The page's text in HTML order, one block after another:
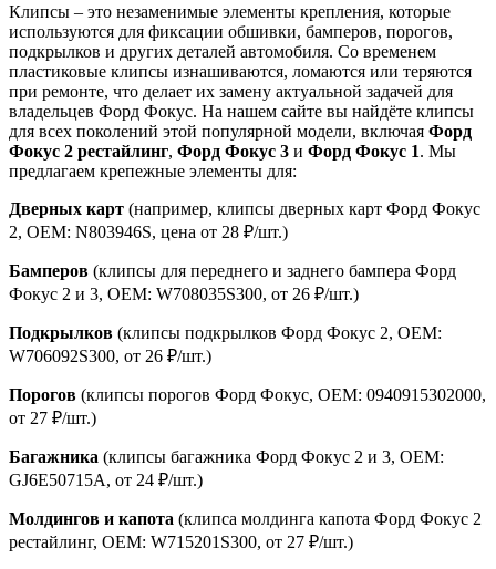
Клипсы – это незаменимые элементы крепления, которые
используются для фиксации обшивки, бамперов, порогов,
подкрылков и других деталей автомобиля. Со временем
пластиковые клипсы изнашиваются, ломаются или теряются
при ремонте, что делает их замену актуальной задачей для
владельцев Форд Фокус. На нашем сайте вы найдёте клипсы
для всех поколений этой популярной модели, включая Форд
Фокус 2 рестайлинг, Форд Фокус 3 и Форд Фокус 1. Мы
предлагаем крепежные элементы для:
Дверных карт (например, клипсы дверных карт Форд Фокус
2, OEM: N803946S, цена от 28 ₽/шт.)
Бамперов (клипсы для переднего и заднего бампера Форд
Фокус 2 и 3, OEM: W708035S300, от 26 ₽/шт.)
Подкрылков (клипсы подкрылков Форд Фокус 2, OEM:
W706092S300, от 26 ₽/шт.)
Порогов (клипсы порогов Форд Фокус, OEM: 0940915302000,
от 27 ₽/шт.)
Багажника (клипсы багажника Форд Фокус 2 и 3, OEM:
GJ6E50715A, от 24 ₽/шт.)
Молдингов и капота (клипса молдинга капота Форд Фокус 2
рестайлинг, OEM: W715201S300, от 27 ₽/шт.)